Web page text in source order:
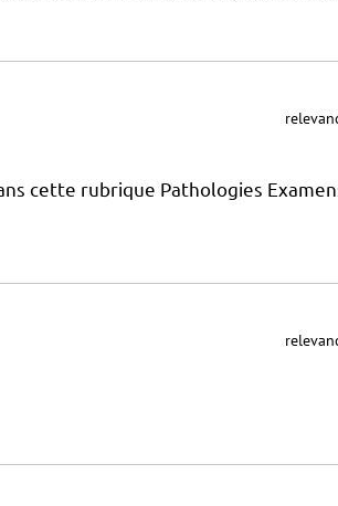
cette rubrique Pathologies